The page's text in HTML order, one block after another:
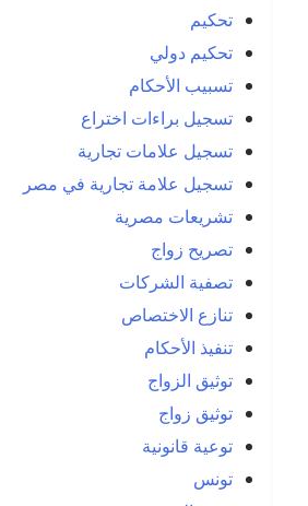
تحكيم
تحكيم دولي
تسبيب الأحكام
تسجيل براءات اختراع
تسجيل علامات تجارية
تسجيل علامة تجارية في مصر
تشريعات مصرية
تصريح زواج
تصفية الشركات
تنازع الاختصاص
تنفيذ الأحكام
توثيق الزواج
توثيق زواج
توعية قانونية
تونس